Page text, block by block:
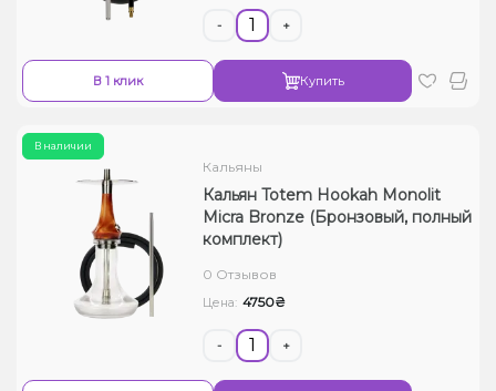
- +
В 1 клик Купить
В наличии
Кальяны
Кальян Totem Hookah Monolit
Micra Bronze (Бронзовый, полный
комплект)
0 Отзывов
Цена: 4750₴
- +